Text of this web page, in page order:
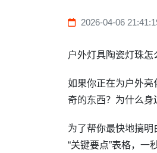
2026-04-06
户外灯具陶瓷灯珠怎
如果你正在为户外亮
奇的东西？为什么身
为了帮你最快地搞
“关键要点”表格，一